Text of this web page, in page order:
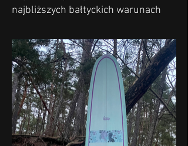
najbliższych bałtyckich warunach